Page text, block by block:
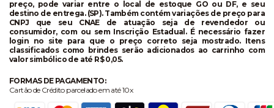
preço, pode variar entre o local de estoque GO ou DF, e seu
destino de entrega. (SP). Também contém variações de preço para
CNPJ que seu CNAE de atuação seja de revendedor ou
consumidor, com ou sem Inscrição Estadual. É necessário fazer
login no site para que o preço correto seja mostrado. Itens
classificados como brindes serão adicionados ao carrinho com
valor simbólico de até R$ 0,05.
FORMAS DE PAGAMENTO:
Cartão de Crédito parcelado em até 10x